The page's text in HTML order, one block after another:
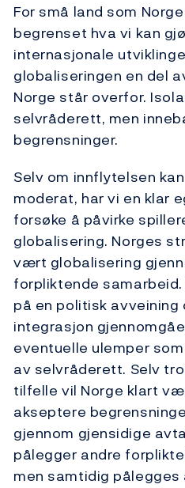
For små land som
begrenset hva vi kan
internasjonale
globaliseringen en del
Norge står overfor.
selvråderett, men
begrensninger.
Selv om innflytelsen
moderat, har vi en klar
forsøke å påvirke
globalisering. Norges
vært globalisering
forpliktende
på en politisk
integrasjon
eventuelle ulemper
av selvråderett. Selv
tilfelle vil Norge klart
akseptere
gjennom gjensidige
pålegger andre
men samtidig pålegges